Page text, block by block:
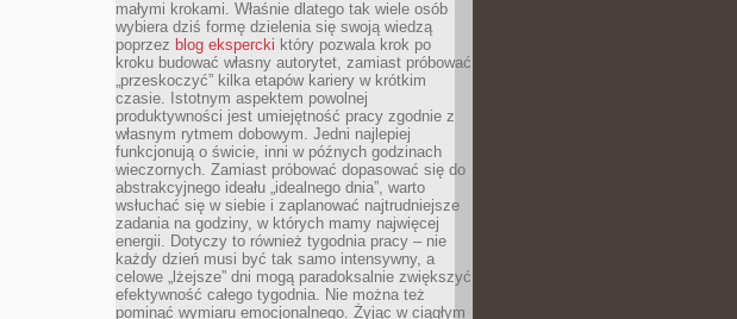
małymi krokami. Właśnie dlatego tak wiele osób
wybiera dziś formę dzielenia się swoją wiedzą
poprzez blog ekspercki który pozwala krok po
kroku budować własny autorytet, zamiast próbować
„przeskoczyć” kilka etapów kariery w krótkim
czasie. Istotnym aspektem powolnej
produktywności jest umiejętność pracy zgodnie z
własnym rytmem dobowym. Jedni najlepiej
funkcjonują o świcie, inni w późnych godzinach
wieczornych. Zamiast próbować dopasować się do
abstrakcyjnego ideału „idealnego dnia”, warto
wsłuchać się w siebie i zaplanować najtrudniejsze
zadania na godziny, w których mamy najwięcej
energii. Dotyczy to również tygodnia pracy – nie
każdy dzień musi być tak samo intensywny, a
celowe „lżejsze” dni mogą paradoksalnie zwiększyć
efektywność całego tygodnia. Nie można też
pominąć wymiaru emocjonalnego. Żyjąc w ciągłym